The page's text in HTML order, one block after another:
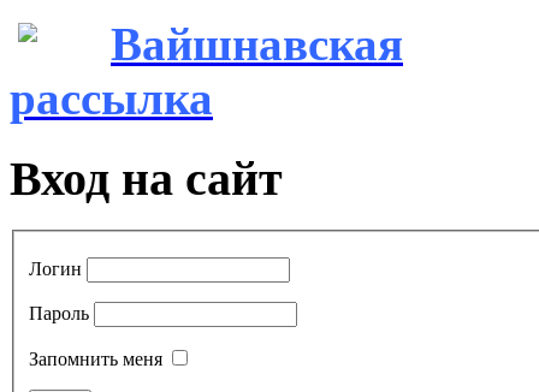
Вайшнавская
рассылка
Вход на сайт
Логин
Пароль
Запомнить меня